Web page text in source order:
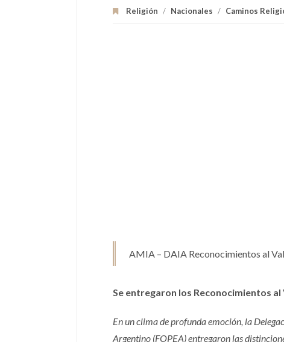
Religión / Nacionales / Caminos
AMIA – DAIA Reconocimientos al
Se entregaron los Reconocimientos al
En un clima de profunda emoción, la
Argentino (FOPEA) entregaron las